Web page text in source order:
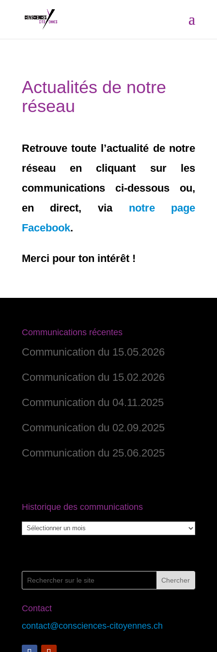
Actualités de notre
réseau
|Mai 21, 2022
Retrouve toute l’actualité de notre
réseau en cliquant sur les
communications ci-dessous ou,
en direct, via notre page
Facebook.
Merci pour ton intérêt !
Communications récentes
Communication du 15.05.2026
Communication du 15.02.2026
Communication du 04.11.2025
Communication du 02.09.2025
Communication du 25.06.2025
Historique des communications
Historique
Contact
contact@consciences-citoyennes.ch